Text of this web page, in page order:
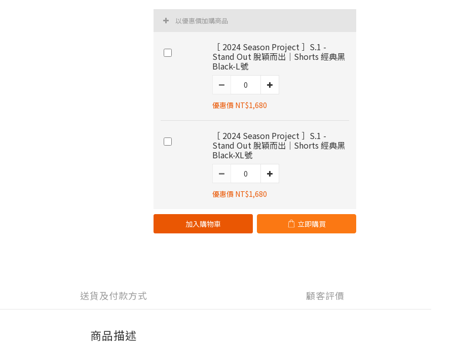
以優惠價加購商品
［ 2024 Season Project ］S.1 -
Stand Out 脫穎而出｜Shorts 經典黑
Black-L號
優惠價 NT$1,680
［ 2024 Season Project ］S.1 -
Stand Out 脫穎而出｜Shorts 經典黑
Black-XL號
優惠價 NT$1,680
加入購物車 立即購買
送貨及付款方式 顧客評價
商品描述